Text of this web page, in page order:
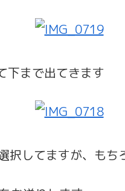
下まで出てきます
択してますが、もち